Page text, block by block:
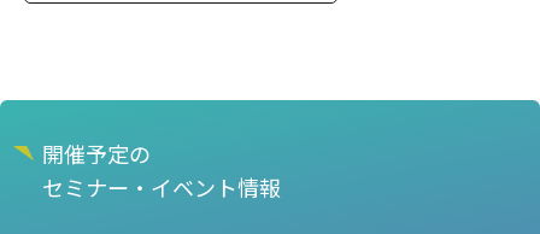
開催予定の
セミナー・イベント情報